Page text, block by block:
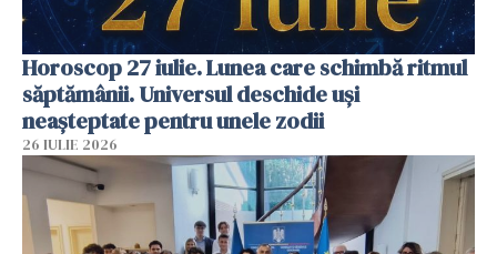
Horoscop 27 iulie. Lunea care schimbă ritmul
săptămânii. Universul deschide uși
neașteptate pentru unele zodii
26 IULIE 2026